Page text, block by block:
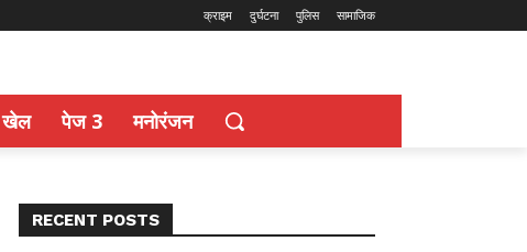
क्राइम दुर्घटना पुलिस सामाजिक
खेल पेज 3 मनोरंजन
RECENT POSTS